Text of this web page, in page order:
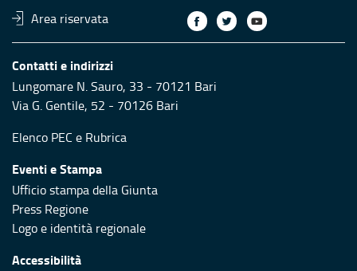
Area riservata
Contatti e indirizzi
Lungomare N. Sauro, 33 - 70121 Bari
Via G. Gentile, 52 - 70126 Bari
Elenco PEC e Rubrica
Eventi e Stampa
Ufficio stampa della Giunta
Press Regione
Logo e identità regionale
Accessibilità